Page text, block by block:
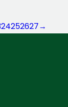
24252627→